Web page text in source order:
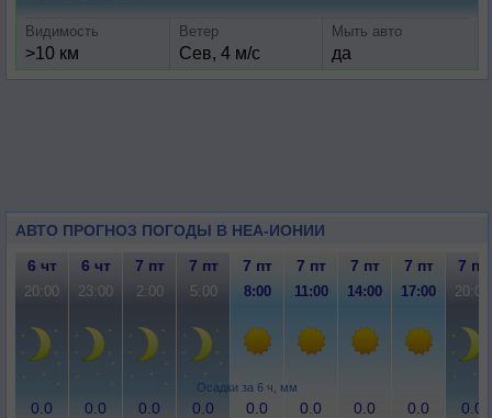
Видимость
>10 км
Ветер
Сев, 4 м/с
Мыть авто
да
АВТО ПРОГНОЗ ПОГОДЫ В НЕА-ИОНИИ
Осадки за 6 ч, мм
6 чт 6 чт 7 пт 7 пт 7 пт 7 пт 7 пт 7 пт 7 пт
20:00 23:00 2:00 5:00 8:00 11:00 14:00 17:00 20:00
0.0 0.0 0.0 0.0 0.0 0.0 0.0 0.0 0.0